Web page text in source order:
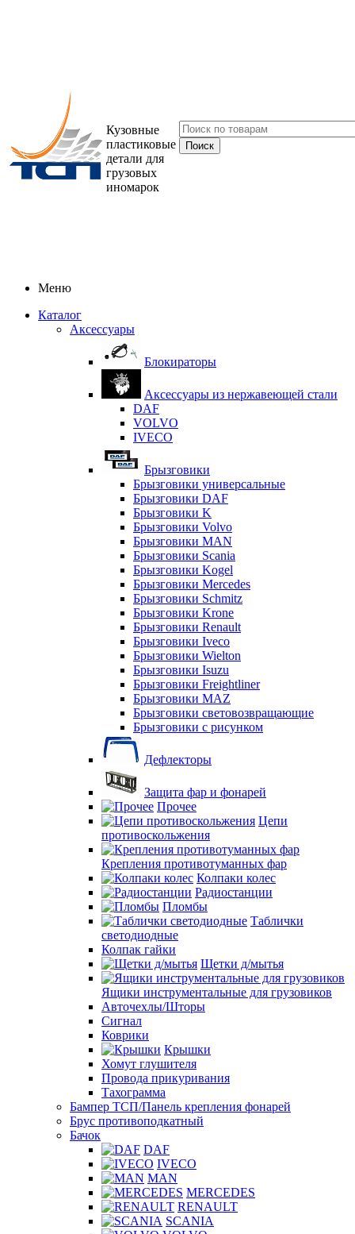
Кузовные
пластиковые
детали для
грузовых
иномарок
Меню
Каталог
Аксессуары
Блокираторы
Аксессуары из нержавеющей стали
DAF
VOLVO
IVECO
Брызговики
Брызговики универсальные
Брызговики DAF
Брызговики K
Брызговики Volvo
Брызговики MAN
Брызговики Scania
Брызговики Kogel
Брызговики Mercedes
Брызговики Schmitz
Брызговики Krone
Брызговики Renault
Брызговики Iveco
Брызговики Wielton
Брызговики Isuzu
Брызговики Freightliner
Брызговики MAZ
Брызговики световозвращающие
Брызговики с рисунком
Дефлекторы
Защита фар и фонарей
Прочее
Цепи
противоскольжения
Крепления противотуманных фар
Колпаки колес
Радиостанции
Пломбы
Таблички
светодиодные
Колпак гайки
Щетки д/мытья
Ящики инструментальные для грузовиков
Авточехлы/Шторы
Сигнал
Коврики
Крышки
Хомут глушителя
Провода прикуривания
Тахограмма
Бампер ТСП/Панель крепления фонарей
Брус противоподкатный
Бачок
DAF
IVECO
MAN
MERCEDES
RENAULT
SCANIA